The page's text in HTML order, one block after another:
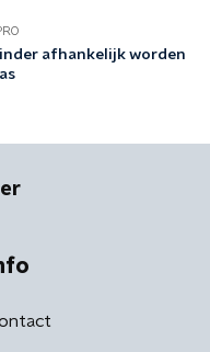
afhankelijk worden